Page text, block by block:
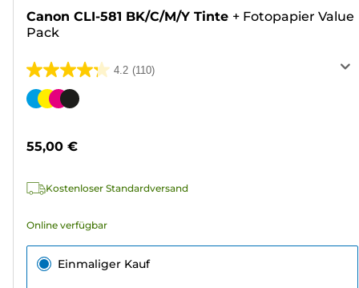
Canon CLI-581 BK/C/M/Y Tinte + Fotopapier Value
Pack
4.2 (110)
4.2
von
110
Farbpatrone
55,00 €
Kostenloser Standardversand
Online verfügbar
Einmaliger Kauf